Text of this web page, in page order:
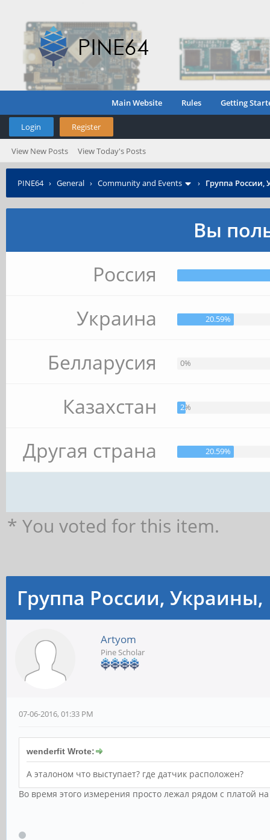
Main Website Rules Getting
Login Register
View New Posts View Today's Posts
PINE64› General › Community and Events › Группа России,
Вы
Россия
Украина
20.59%
Белларусия 0%
Казахстан 2.94%
Другая страна 20.59%
* You voted for this item.
Группа России, Украины,
Artyom
Pine Scholar
07-06-2016, 01:33 PM
wenderfit Wrote:
А эталоном что выступает? где датчик расположен?
Во время этого измерения просто лежал рядом с платой